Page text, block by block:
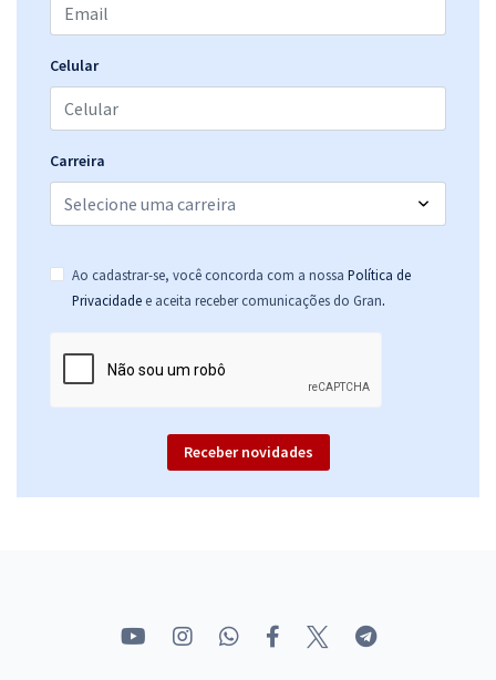
Celular
Carreira
Ao cadastrar-se, você concorda com a nossa Política de
Privacidade e aceita receber comunicações do Gran.
Receber novidades